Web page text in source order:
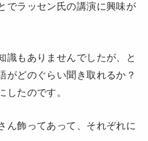
でラッセン氏の講演に興味が
識もありませんでしたが、と
がどのぐらい聞き取れるか？
したのです。
ん飾ってあって、それぞれに